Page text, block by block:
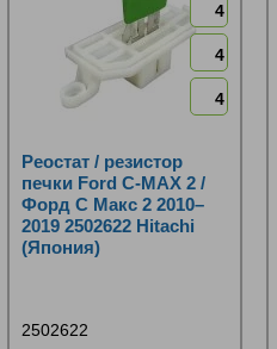
4
4
4
Реостат / резистор
печки Ford C‑MAX 2 /
Форд С Макс 2 2010–
2019 2502622 Hitachi
(Япония)
2502622